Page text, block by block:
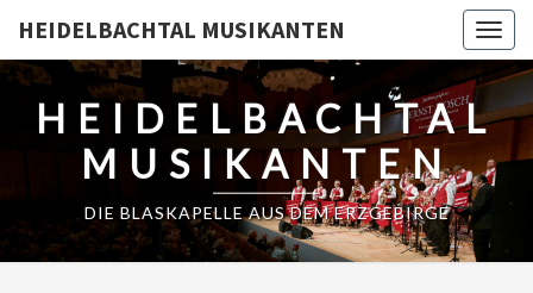
HEIDELBACHTAL MUSIKANTEN
HEIDELBACHTAL
MUSIKANTEN
DIE BLASKAPELLE AUS DEM ERZGEBIRGE